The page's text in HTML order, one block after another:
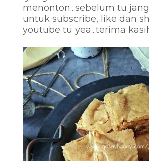
menonton...sebelum tu
untuk subscribe, like dan
youtube tu yea...terima